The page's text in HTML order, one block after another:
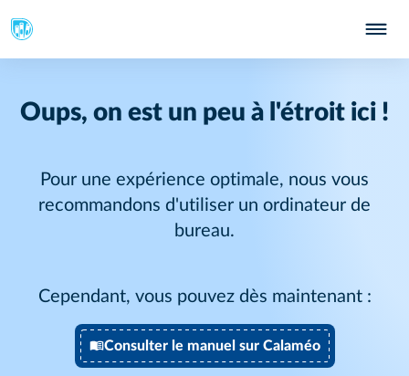
Oups, on est un peu à l'étroit ici !
Pour une expérience optimale, nous vous
recommandons d'utiliser un ordinateur de
bureau.
Cependant, vous pouvez dès maintenant :
Consulter le manuel sur Calaméo